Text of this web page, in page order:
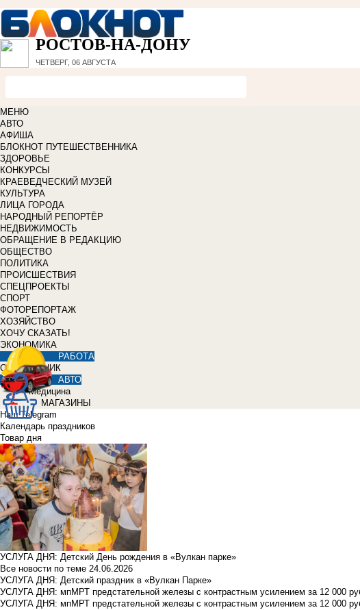
РОСТОВ-НА-ДОНУ
ЧЕТВЕРГ, 06 АВГУСТА
МЕНЮ
АВТО
АФИША
БЛОКНОТ ПУТЕШЕСТВЕННИКА
ЗДОРОВЬЕ
КОНКУРСЫ
КРАЕВЕДЧЕСКИЙ МУЗЕЙ
КУЛЬТУРА
ЛИЦА ГОРОДА
НАРОДНЫЙ РЕПОРТЁР
НЕДВИЖИМОСТЬ
ОБРАЩЕНИЕ В РЕДАКЦИЮ
ОБЩЕСТВО
ПОЛИТИКА
ПРОИСШЕСТВИЯ
СПЕЦПРОЕКТЫ
СПОРТ
ФОТОРЕПОРТАЖ
ХОЗЯЙСТВО
ХОЧУ СКАЗАТЬ!
ЭКОНОМИКА
РАБОТА
СПРАВОЧНИК
АВТО
Медицина
МАГАЗИНЫ
Наш Telegram
Календарь праздников
Товар дня
УСЛУГА ДНЯ: Детский День рождения в «Вулкан парке»
Все новости по теме 24.06.2026
УСЛУГА ДНЯ: Детский праздник в «Вулкан Парке»
УСЛУГА ДНЯ: мпМРТ предстательной железы с контрастным усилением за 12 000
УСЛУГА ДНЯ: мпМРТ предстательной железы с контрастным усилением за 12 000